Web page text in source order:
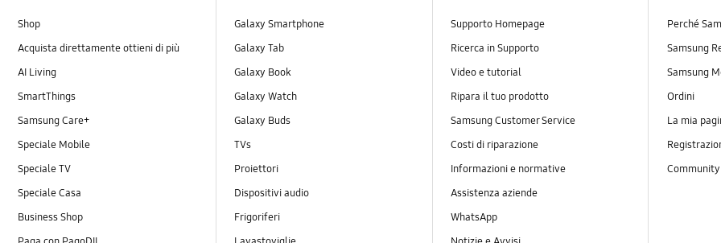
Shop
Acquista direttamente ottieni di più
AI Living
SmartThings
Samsung Care+
Speciale Mobile
Speciale TV
Speciale Casa
Business Shop
Galaxy Smartphone
Galaxy Tab
Galaxy Book
Galaxy Watch
Galaxy Buds
TVs
Proiettori
Dispositivi audio
Frigoriferi
Supporto Homepage
Ricerca in Supporto
Video e tutorial
Ripara il tuo prodotto
Samsung Customer Service
Costi di riparazione
Informazioni e normative
Assistenza aziende
WhatsApp
Perché
Samsung
Samsung
Ordini
La mia
Community